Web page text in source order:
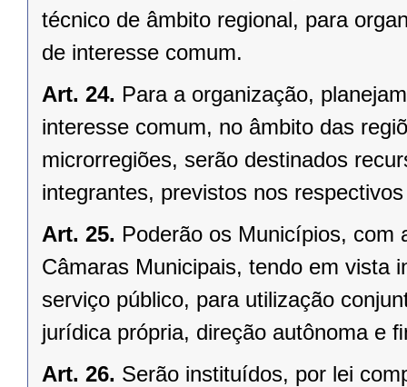
técnico de âmbito regional, para
de interesse comum.
Art. 24. Para a organização,
interesse comum, no âmbito das
microrregiões, serão destinados
integrantes, previstos nos
Art. 25. Poderão os Municípios, com
Câmaras Municipais, tendo em vista
serviço público, para utilização
jurídica própria, direção autônoma e
Art. 26. Serão instituídos, por lei